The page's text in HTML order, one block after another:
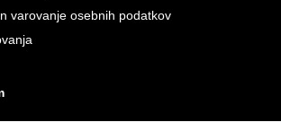
varovanje osebnih podatkov